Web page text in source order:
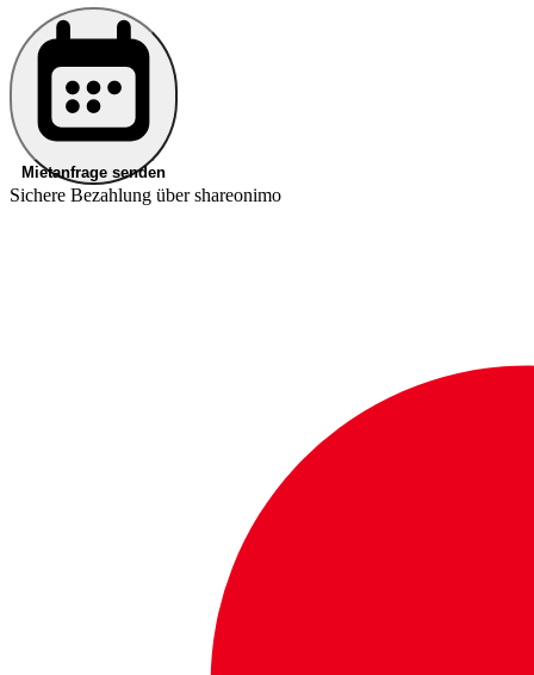
Mietanfrage senden
Sichere Bezahlung über shareonimo